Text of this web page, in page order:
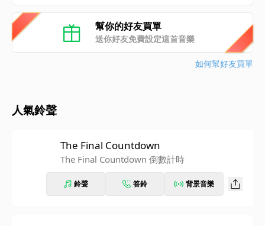
幫你的好友買單
送你好友免費設定這首音樂
如何幫好友買單
人氣鈴聲
The Final Countdown
The Final Countdown 倒數計時
鈴聲 答鈴 背景音樂